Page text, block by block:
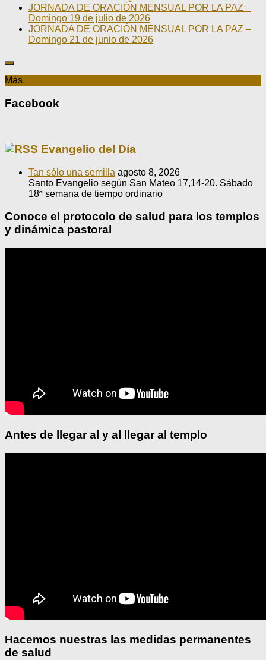
JORNADA DE ORACIÓN MENSUAL POR LA PAZ –
Domingo 19 de julio de 2026
JORNADA DE ORACIÓN MENSUAL POR LA PAZ –
Domingo 21 de junio de 2026
Más
Facebook
Evangelio del Día
Tan sólo una semilla agosto 8, 2026
Santo Evangelio según San Mateo 17,14-20. Sábado
18ª semana de tiempo ordinario
Conoce el protocolo de salud para los templos
y dinámica pastoral
Antes de llegar al y al llegar al templo
Hacemos nuestras las medidas permanentes
de salud